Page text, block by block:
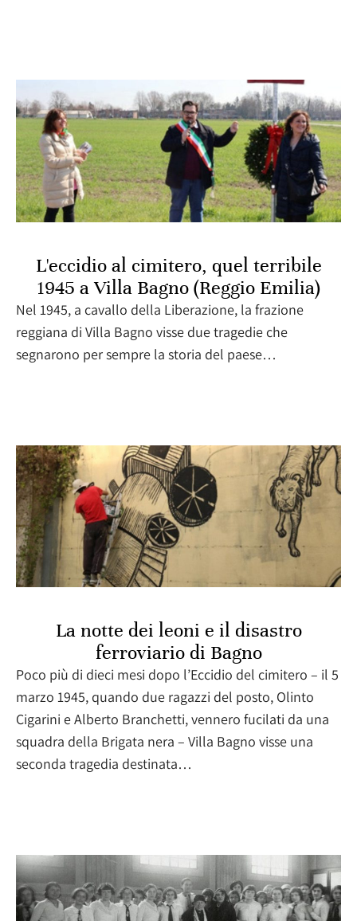
L'eccidio al cimitero, quel terribile
1945 a Villa Bagno (Reggio Emilia)
Nel 1945, a cavallo della Liberazione, la frazione
reggiana di Villa Bagno visse due tragedie che
segnarono per sempre la storia del paese…
La notte dei leoni e il disastro
ferroviario di Bagno
Poco più di dieci mesi dopo l’Eccidio del cimitero – il 5
marzo 1945, quando due ragazzi del posto, Olinto
Cigarini e Alberto Branchetti, vennero fucilati da una
squadra della Brigata nera – Villa Bagno visse una
seconda tragedia destinata…